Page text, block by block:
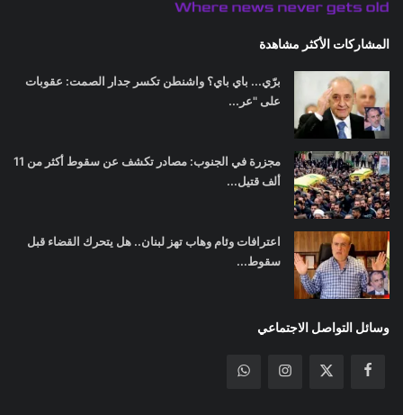
المشاركات الأكثر مشاهدة
برّي... باي باي؟ واشنطن تكسر جدار الصمت: عقوبات
على "عر...
مجزرة في الجنوب: مصادر تكشف عن سقوط أكثر من 11
ألف قتيل...
اعترافات وئام وهاب تهز لبنان.. هل يتحرك القضاء قبل
سقوط...
وسائل التواصل الاجتماعي